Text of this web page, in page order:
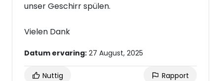
unser Geschirr spülen.
Vielen Dank
Datum ervaring: 27 August, 2025
Nuttig Rapport